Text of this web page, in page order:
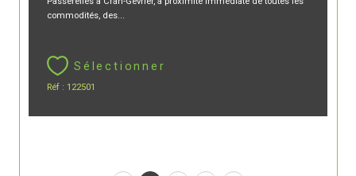
commodités, des...
Sélectionner
Réf : 122501